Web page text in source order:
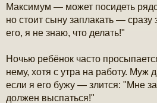
Максимум — может посидеть
но стоит сыну заплакать —
его, я не знаю, что делать!"
Ночью ребёнок часто
нему, хотя с утра на работу. Муж
если я его бужу — злится: "Мне
должен выспаться!"